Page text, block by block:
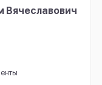
Вячеславович